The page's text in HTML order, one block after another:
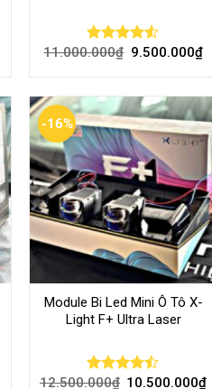
Rated
11.000.000₫ 9.500.000₫
-16%
Module Bi Led Mini Ô Tô X-
Light F+ Ultra Laser
Rated
12.500.000₫ 10.500.000₫